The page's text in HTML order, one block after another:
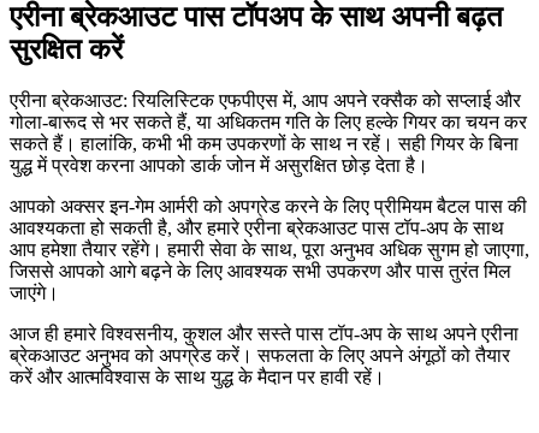
एरीना ब्रेकआउट पास टॉपअप के साथ अपनी बढ़त
सुरक्षित करें
एरीना ब्रेकआउट: रियलिस्टिक एफपीएस में, आप अपने रक्सैक को सप्लाई और
गोला-बारूद से भर सकते हैं, या अधिकतम गति के लिए हल्के गियर का चयन कर
सकते हैं। हालांकि, कभी भी कम उपकरणों के साथ न रहें। सही गियर के बिना
युद्ध में प्रवेश करना आपको डार्क जोन में असुरक्षित छोड़ देता है।
आपको अक्सर इन-गेम आर्मरी को अपग्रेड करने के लिए प्रीमियम बैटल पास की
आवश्यकता हो सकती है, और हमारे एरीना ब्रेकआउट पास टॉप-अप के साथ
आप हमेशा तैयार रहेंगे। हमारी सेवा के साथ, पूरा अनुभव अधिक सुगम हो जाएगा,
जिससे आपको आगे बढ़ने के लिए आवश्यक सभी उपकरण और पास तुरंत मिल
जाएंगे।
आज ही हमारे विश्वसनीय, कुशल और सस्ते पास टॉप-अप के साथ अपने एरीना
ब्रेकआउट अनुभव को अपग्रेड करें। सफलता के लिए अपने अंगूठों को तैयार
करें और आत्मविश्वास के साथ युद्ध के मैदान पर हावी रहें।